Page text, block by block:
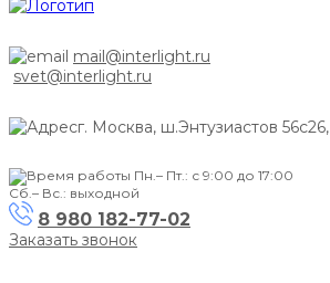
mail@interlight.ru
svet@interlight.ru
г. Москва, ш.Энтузиастов
Пн.– Пт.: с 9:00 до 17:00
Сб.– Вс.: выходной
8 980 182-77-02
Заказать звонок